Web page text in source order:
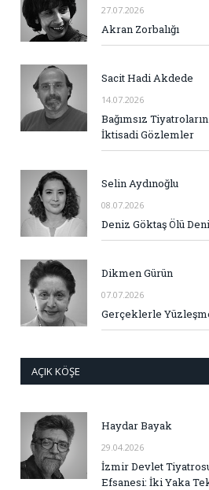
27.07.2026
Akran Zorbalığı
Sacit Hadi Akdede
14.07.2026
Bağımsız Tiyatroların
İktisadi Gözlemler
Selin Aydınoğlu
08.07.2026
Deniz Göktaş Ölü
Dikmen Gürün
07.07.2026
Gerçeklerle
AÇIK KÖŞE
Haydar Bayak
29.04.2026
İzmir Devlet
Efsanesi: İki Yaka